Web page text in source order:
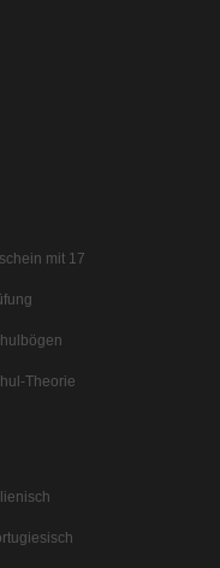
mit 17
Theorie